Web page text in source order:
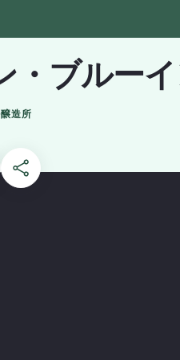
・ブルー
造所
Favorites
このページを共有する